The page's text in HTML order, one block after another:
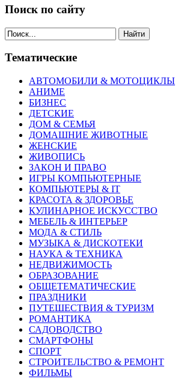
Поиск по сайту
Найти
Тематические
АВТОМОБИЛИ & МОТОЦИКЛЫ
АНИМЕ
БИЗНЕС
ДЕТСКИЕ
ДОМ & СЕМЬЯ
ДОМАШНИЕ ЖИВОТНЫЕ
ЖЕНСКИЕ
ЖИВОПИСЬ
ЗАКОН И ПРАВО
ИГРЫ КОМПЬЮТЕРНЫЕ
КОМПЬЮТЕРЫ & IT
КРАСОТА & ЗДОРОВЬЕ
КУЛИНАРНОЕ ИСКУССТВО
МЕБЕЛЬ & ИНТЕРЬЕР
МОДА & СТИЛЬ
МУЗЫКА & ДИСКОТЕКИ
НАУКА & ТЕХНИКА
НЕДВИЖИМОСТЬ
ОБРАЗОВАНИЕ
ОБЩЕТЕМАТИЧЕСКИЕ
ПРАЗДНИКИ
ПУТЕШЕСТВИЯ & ТУРИЗМ
РОМАНТИКА
САДОВОДСТВО
СМАРТФОНЫ
СПОРТ
СТРОИТЕЛЬСТВО & РЕМОНТ
ФИЛЬМЫ